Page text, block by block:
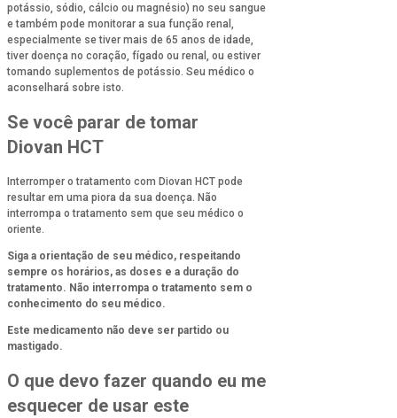
potássio, sódio, cálcio ou magnésio) no seu sangue
e também pode monitorar a sua função renal,
especialmente se tiver mais de 65 anos de idade,
tiver doença no coração, fígado ou renal, ou estiver
tomando suplementos de potássio. Seu médico o
aconselhará sobre isto.
Se você parar de tomar
Diovan HCT
Interromper o tratamento com Diovan HCT pode
resultar em uma piora da sua doença. Não
interrompa o tratamento sem que seu médico o
oriente.
Siga a orientação de seu médico, respeitando
sempre os horários, as doses e a duração do
tratamento. Não interrompa o tratamento sem o
conhecimento do seu médico.
Este medicamento não deve ser partido ou
mastigado.
O que devo fazer quando eu me
esquecer de usar este